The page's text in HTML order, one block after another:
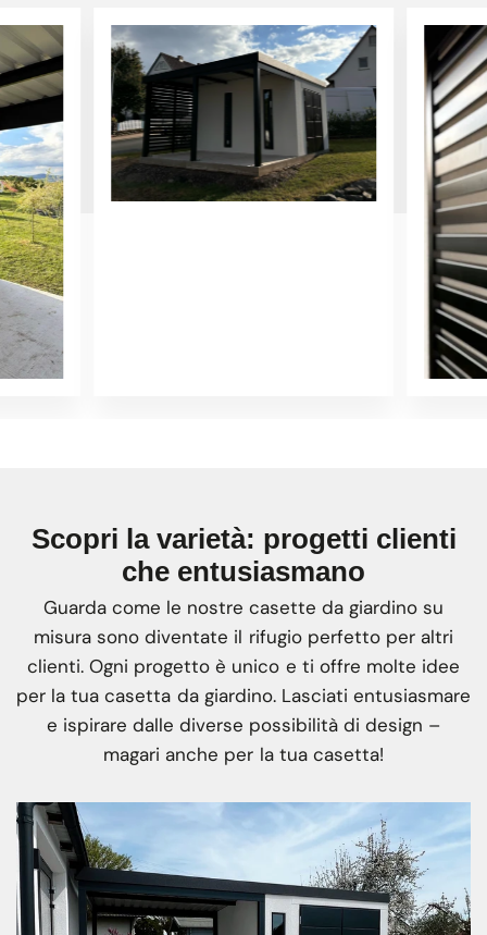
Scopri la varietà: progetti clienti
che entusiasmano
Guarda come le nostre casette da giardino su
misura sono diventate il rifugio perfetto per altri
clienti. Ogni progetto è unico e ti offre molte idee
per la tua casetta da giardino. Lasciati entusiasmare
e ispirare dalle diverse possibilità di design –
magari anche per la tua casetta!